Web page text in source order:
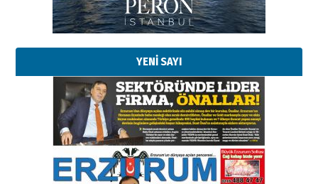
YENİ SAYI
Erzurumspor’un köşe taşları
29 Haziran 2026 Pazartesi
Kenan GÜLERCİ
Murat Şahsuvaroğlu ERKON’da
çıtayı yukarı taşırken,
yönetimdekiler aşağı
çekmemeli!
17 Şubat 2026 SalıOrhan BOZKURT
Bir fotoğraf, bir şehir, bir
gazeteci… Dizginler kimin
elinde?